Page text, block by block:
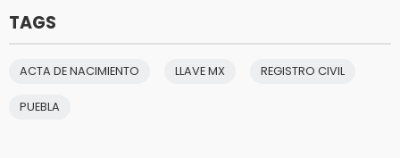
TAGS
ACTA DE NACIMIENTO LLAVE MX REGISTRO CIVIL
PUEBLA